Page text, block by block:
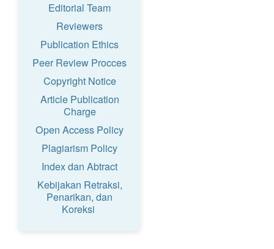
Editorial Team
Reviewers
Publication Ethics
Peer Review Procces
Copyright Notice
Article Publication
Charge
Open Access Policy
Plagiarism Policy
Index dan Abtract
Kebijakan Retraksi,
Penarikan, dan
Koreksi